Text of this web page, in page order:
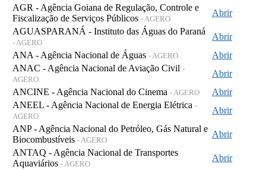
AGR - Agência Goiana de Regulação, Controle e
Fiscalização de Serviços Públicos - AGERO
Abrir
AGUASPARANÁ - Instituto das Águas do Paraná
- AGERO
Abrir
ANA - Agência Nacional de Águas - AGERO
Abrir
ANAC - Agência Nacional de Aviação Civil -
AGERO
Abrir
ANCINE - Agência Nacional do Cinema - AGERO
Abrir
ANEEL - Agência Nacional de Energia Elétrica -
AGERO
Abrir
ANP - Agência Nacional do Petróleo, Gás Natural e
Biocombustíveis - AGERO
Abrir
ANTAQ - Agência Nacional de Transportes
Aquaviários - AGERO
Abrir